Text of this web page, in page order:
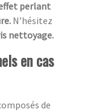
perlant
N’hésitez
nettoyage.
en cas
de